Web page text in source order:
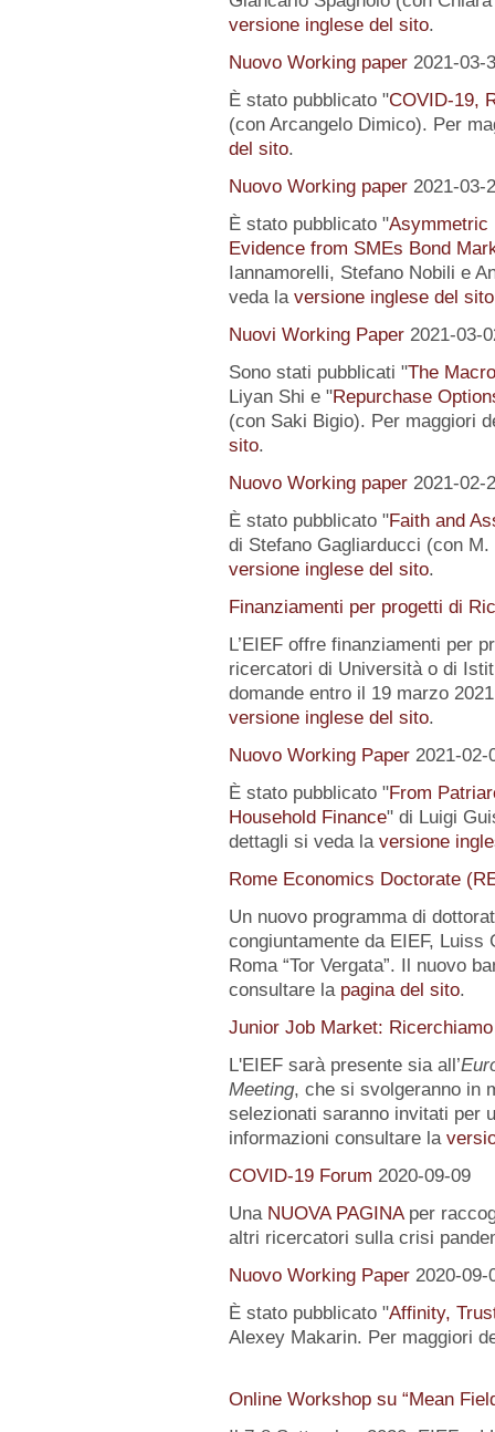
versione inglese del sito.
Nuovo Working paper 2021-03-
È stato pubblicato "COVID-19,
(con Arcangelo Dimico). Per
del sito.
Nuovo Working paper 2021-03-
È stato pubblicato "Asymmetric
Evidence from SMEs Bond
Iannamorelli, Stefano Nobili e
veda la versione inglese del sito
Nuovi Working Paper 2021-03-
Sono stati pubblicati "The
Liyan Shi e "Repurchase
(con Saki Bigio). Per maggiori
sito.
Nuovo Working paper 2021-02-
È stato pubblicato "Faith and
di Stefano Gagliarducci (con
versione inglese del sito.
Finanziamenti per progetti di
L’EIEF offre finanziamenti per
ricercatori di Università o di
domande entro il 19 marzo
versione inglese del sito.
Nuovo Working Paper 2021-02-
È stato pubblicato "From
Household Finance" di Luigi
dettagli si veda la versione
Rome Economics Doctorate
Un nuovo programma di
congiuntamente da EIEF, Luiss
Roma “Tor Vergata”. Il nuovo
consultare la pagina del sito.
Junior Job Market:
L'EIEF sarà presente sia all’
Meeting, che si svolgeranno in
selezionati saranno invitati per
informazioni consultare la
COVID-19 Forum 2020-09-09
Una NUOVA PAGINAper
altri ricercatori sulla crisi
Nuovo Working Paper 2020-09-
È stato pubblicato "Affinity,
Alexey Makarin. Per maggiori
Online Workshop su “Mean